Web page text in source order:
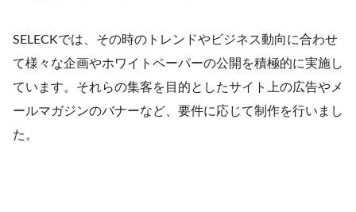
SELECKでは、その時のトレンドやビジネス動向に合わせ
て様々な企画やホワイトペーパーの公開を積極的に実施し
ています。それらの集客を目的としたサイト上の広告やメ
ールマガジンのバナーなど、要件に応じて制作を行いまし
た。